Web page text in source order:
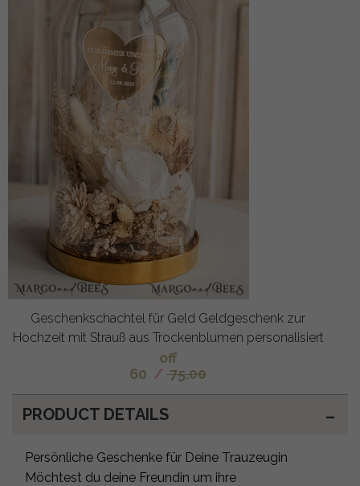
Geschenkschachtel für Geld Geldgeschenk zur
Hochzeit mit Strauß aus Trockenblumen personalisiert
off
60 / 75.00
PRODUCT DETAILS
Persönliche Geschenke für Deine Trauzeugin
Möchtest du deine Freundin um ihre